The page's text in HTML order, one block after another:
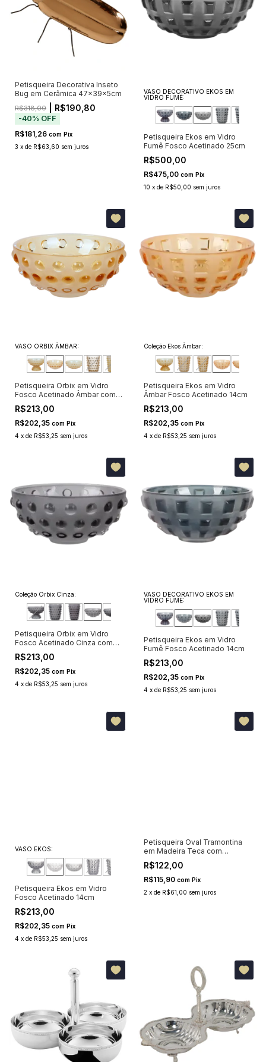
Petisqueira Decorativa Inseto
Bug em Cerâmica 47x39x5cm
R$318,00 | R$190,80
-40% OFF
R$181,26 com Pix
3 x de R$63,60 sem juros
VASO DECORATIVO EKOS EM
VIDRO FUMÊ:
Petisqueira Ekos em Vidro
Fumê Fosco Acetinado 25cm
R$500,00
R$475,00 com Pix
10 x de R$50,00 sem juros
VASO ORBIX ÂMBAR:
Petisqueira Orbix em Vidro
Fosco Acetinado Âmbar com
Pontos Cristalinos 14cm
R$213,00
R$202,35 com Pix
4 x de R$53,25 sem juros
Coleção Ekos Âmbar:
Petisqueira Ekos em Vidro
Âmbar Fosco Acetinado 14cm
R$213,00
R$202,35 com Pix
4 x de R$53,25 sem juros
Coleção Orbix Cinza:
Petisqueira Orbix em Vidro
Fosco Acetinado Cinza com
Pontos Cristalinos 14cm
R$213,00
R$202,35 com Pix
4 x de R$53,25 sem juros
VASO DECORATIVO EKOS EM
VIDRO FUMÊ:
Petisqueira Ekos em Vidro
Fumê Fosco Acetinado 14cm
R$213,00
R$202,35 com Pix
4 x de R$53,25 sem juros
VASO EKOS:
Petisqueira Ekos em Vidro
Fosco Acetinado 14cm
R$213,00
R$202,35 com Pix
4 x de R$53,25 sem juros
Petisqueira Oval Tramontina
em Madeira Teca com
Divisórias
R$122,00
R$115,90 com Pix
2 x de R$61,00 sem juros